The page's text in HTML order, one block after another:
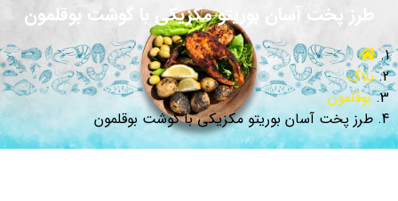
طرز پخت آسان بوریتو مکزیکی با گوشت بوقلمون
بلاگ
بوقلمون
طرز پخت آسان بوریتو مکزیکی با گوشت بوقلمون